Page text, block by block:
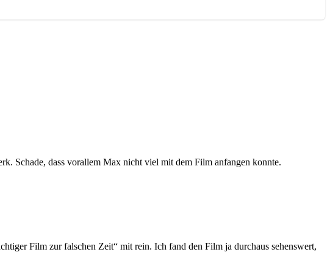
Schade, dass vorallem Max nicht viel mit dem Film anfangen konnte.
Film zur falschen Zeit“ mit rein. Ich fand den Film ja durchaus sehenswert,